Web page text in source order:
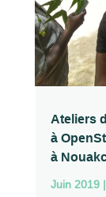
Ateliers
à
à
Juin 2019|